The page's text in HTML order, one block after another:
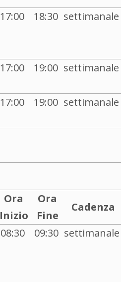
17:00 18:30 settimanale
17:00 19:00 settimanale
17:00 19:00 settimanale
Ora
Inizio
Ora
Fine
Cadenza
08:30 09:30 settimanale